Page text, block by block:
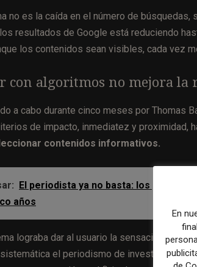
no es la caída en el número de
resultados de Google está reduciendo
los contenidos sean visibles, cada vez
con algoritmos no mejora la
a cabo durante cinco meses por Thomas
de impacto, inmediatez y proximidad,
contenidos informativos.
El periodista ya no basta: los grandes
años
lograba dar al usuario la sensación de
el periodismo de investigación.
En